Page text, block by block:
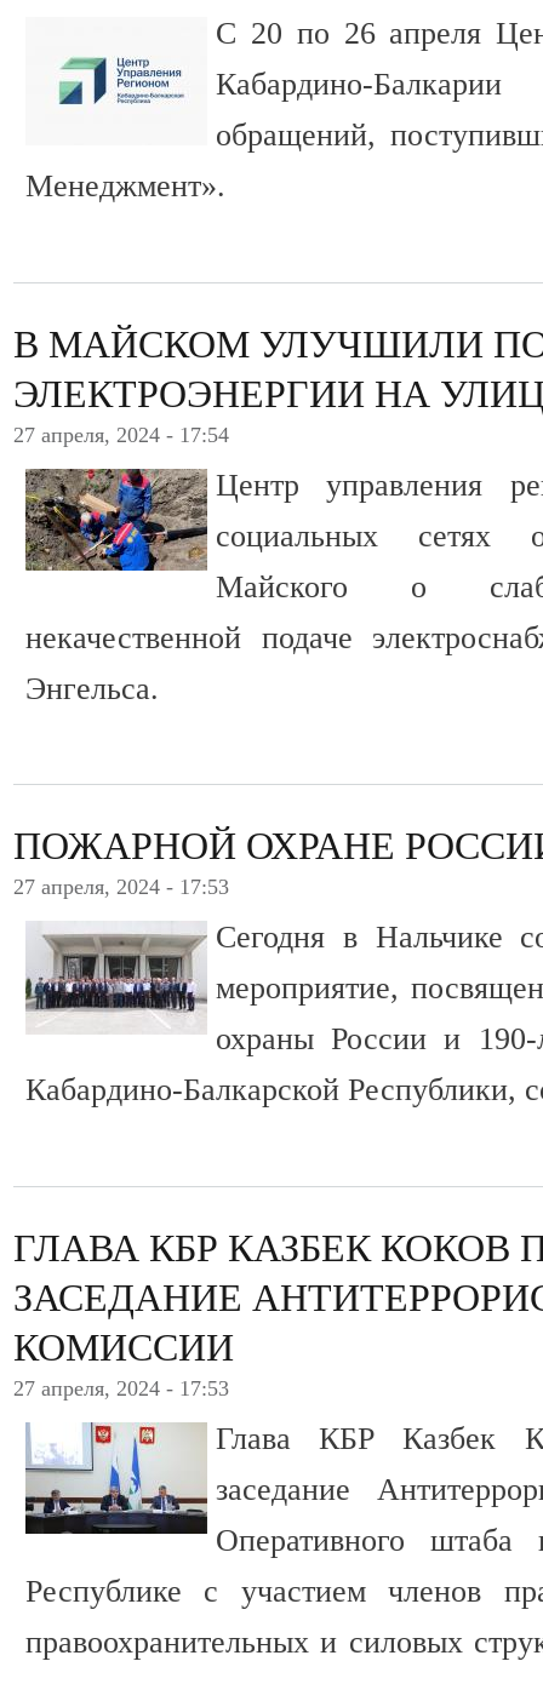
С 20 по 26 апреля
Кабардино-
обращений,
Менеджмент».
В МАЙСКОМ УЛУЧШИЛИ
ЭЛЕКТРОЭНЕРГИИ НА
27 апреля, 2024 - 17:54
Центр управления
социальных сетях
Майского о
некачественной подаче
Энгельса.
ПОЖАРНОЙ ОХРАНЕ
27 апреля, 2024 - 17:53
Сегодня в Нальчике
мероприятие,
охраны России и
Кабардино-Балкарской
ГЛАВА КБР КАЗБЕК КОКОВ
ЗАСЕДАНИЕ
КОМИССИИ
27 апреля, 2024 - 17:53
Глава КБР Казбек
заседание
Оперативного штаба
Республике с участием членов
правоохранительных и силовых